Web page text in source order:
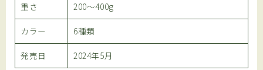
重さ 200〜400g
カラー 6種類
発売日 2024年5月